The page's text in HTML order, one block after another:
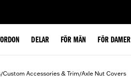
DELAR FÖR MÄN FÖR DAMER
/Custom Accessories & Trim/Axle Nut Covers